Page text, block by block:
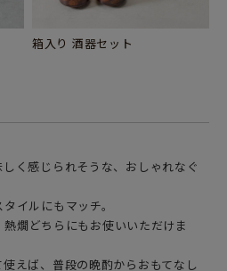
箱入り 酒器セット
く感じられそうな、おしゃれなぐ
イルにもマッチ。
燗どちらにもお使いいただけま
えば、普段の晩酌からおもてなし